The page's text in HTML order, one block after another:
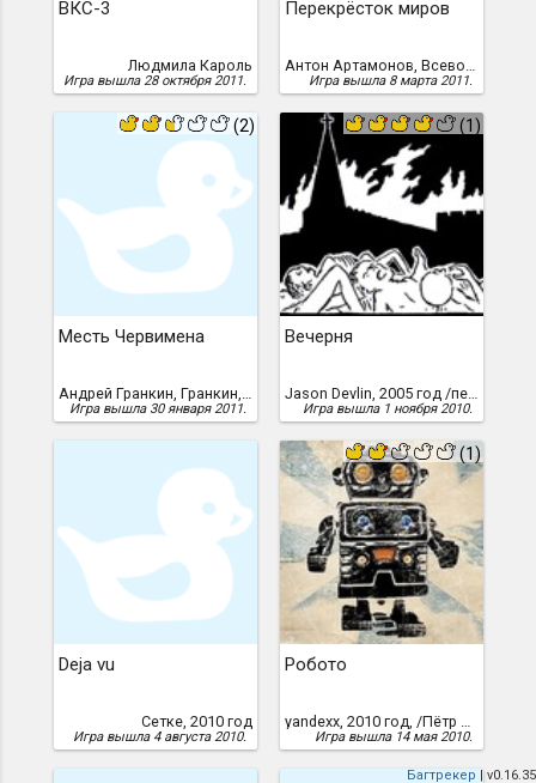
ВКС-3
Людмила Кароль
Игра вышла 28 октября 2011.
Перекрёсток миров
Антон Артамонов, Всеволод Зубарев
Игра вышла 8 марта 2011.
(2)
Месть Червимена
Андрей Гранкин, Гранкин, Андрей
Игра вышла 30 января 2011.
(1)
Вечерня
Jason Devlin, 2005 год /перевод Александра Мосьпана, 2010 г./
Игра вышла 1 ноября 2010.
Deja vu
Сетке, 2010 год
Игра вышла 4 августа 2010.
(1)
Робото
yandexx, 2010 год, /Пётр Косых/
Игра вышла 14 мая 2010.
Багтрекер | v0.16.35